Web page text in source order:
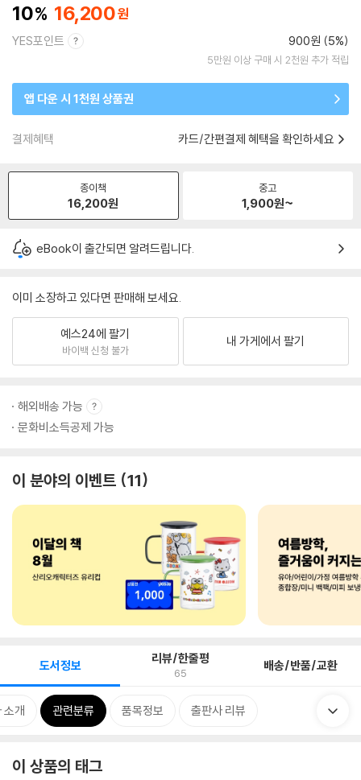
10 16,200
YES포인트 900원 (5%)
5만원 이상 구매 시 2천원 추가 적립
앱 다운 시 1천원 상품권
결제혜택 카드/간편결제 혜택을 확인하세요
종이책
16,200원
중고
1,900원~
eBook이 출간되면 알려드립니다.
이미 소장하고 있다면 판매해 보세요.
예스24에 팔기
바이백 신청 불가
내 가게에서 팔기
해외배송 가능
문화비소득공제 가능
이 분야의 이벤트 11
도서정보 리뷰/한줄평
65 배송/반품/교환
소개 관련분류 품목정보 출판사 리뷰
이 상품의 태그